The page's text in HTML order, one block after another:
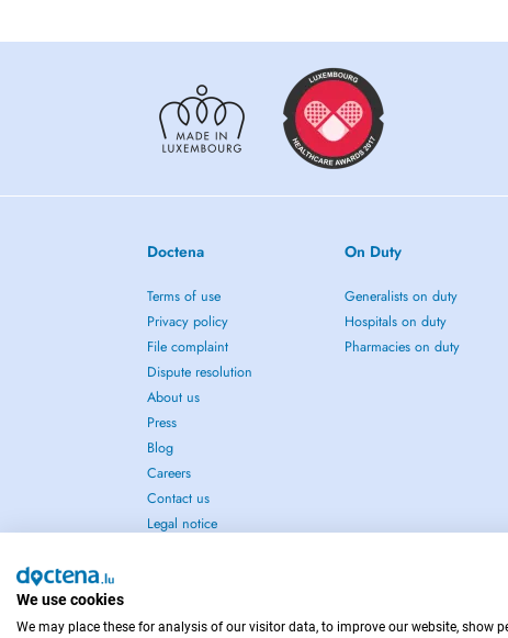
Doctena
Terms of use
Privacy policy
File complaint
Dispute resolution
About us
Press
Blog
Careers
Contact us
Legal notice
On Duty
Generalists on duty
Hospitals on duty
Pharmacies on duty
We use cookies
We may place these for analysis of our visitor data, to improve our website, show